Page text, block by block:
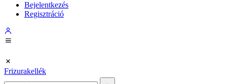
Bejelentkezés
Regisztráció
Frizurakellék